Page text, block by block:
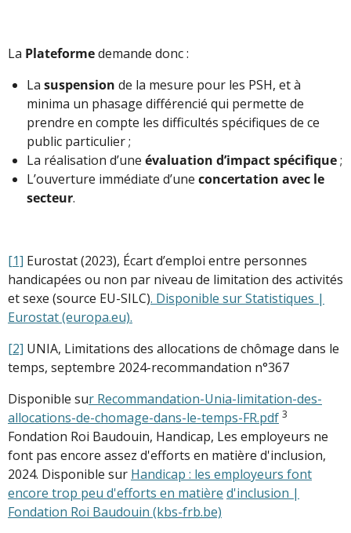
La Plateformedemande donc :
La suspension de la mesure pour les PSH, et à
minima un phasage différencié qui permette de
prendre en compte les difficultés spécifiques de ce
public particulier ;
La réalisation d’une évaluation d’impact spécifique;
L’ouverture immédiate d’une concertation avec le
secteur.
[1] Eurostat (2023), Écart d’emploi entre personnes
handicapées ou non par niveau de limitation des activités
et sexe (source EU-SILC). Disponible sur Statistiques |
Eurostat (europa.eu).
[2] UNIA, Limitations des allocations de chômage dans le
temps, septembre 2024-recommandation n°367
Disponible sur Recommandation-Unia-limitation-des-
allocations-de-chomage-dans-le-temps-FR.pdf 3
Fondation Roi Baudouin, Handicap, Les employeurs ne
font pas encore assez d'efforts en matière d'inclusion,
2024. Disponible sur Handicap : les employeurs font
encore trop peu d'efforts en matière d'inclusion |
Fondation Roi Baudouin (kbs-frb.be)